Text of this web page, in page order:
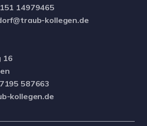
14979465
kollegen.de
16
587663
kollegen.de